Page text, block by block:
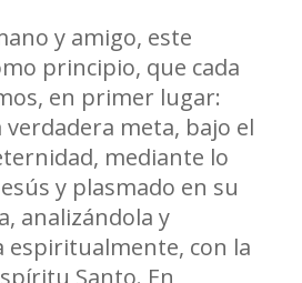
y amigo, este
principio, que cada
en primer lugar:
meta, bajo el
mediante lo
y plasmado en su
analizándola y
espiritualmente, con la